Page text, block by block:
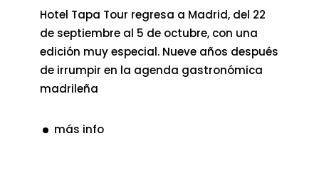
Hotel Tapa Tour regresa a Madrid, del 22
de septiembre al 5 de octubre, con una
edición muy especial. Nueve años después
de irrumpir en la agenda gastronómica
madrileña
más info